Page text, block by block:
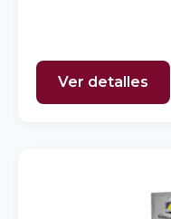
Ver detalles